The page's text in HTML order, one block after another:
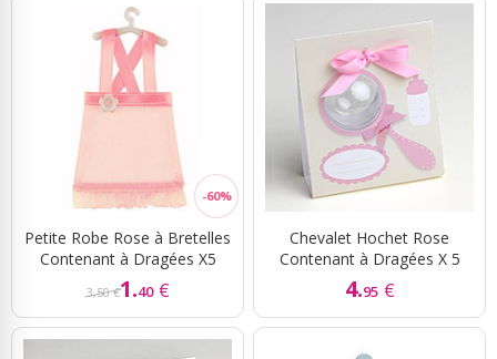
Petite Robe Rose à Bretelles
Contenant à Dragées X5
3,50 €1.40 €
Chevalet Hochet Rose
Contenant à Dragées X 5
4.95 €